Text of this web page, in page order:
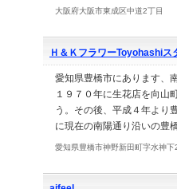
大阪府大阪市東成区中道2丁目
Ｈ＆ＫフラワーToyohashiス
愛知県豊橋市にあります、
１９７０年に生花店を向山
う。その後、平成４年より
に現在の南陽通り沿いの豊
愛知県豊橋市神野新田町字水神下